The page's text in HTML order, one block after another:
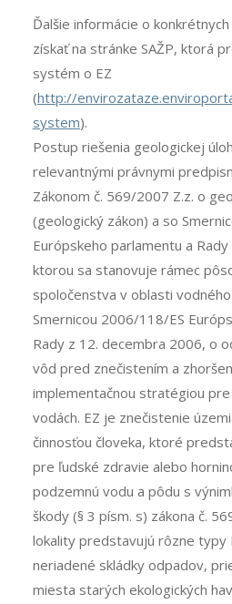
Ďalšie informácie o
získať na stránke SAŽP, ktorá
systém o EZ
(http://
system).
Postup riešenia geologickej
relevantnými právnymi
Zákonom č. 569/2007 Z.z. o
(geologický zákon) a so
Európskeho parlamentu a
ktorou sa stanovuje rámec
spoločenstva v oblasti
Smernicou 2006/118/ES
Rady z 12. decembra 2006, o
vôd pred znečistením a
implementačnou stratégiou
vodách. EZ je znečistenie
činnosťou človeka, ktoré
pre ľudské zdravie alebo
podzemnú vodu a pôdu s
škody (§ 3 písm. s) zákona č.
lokality predstavujú rôzne typy
neriadené skládky odpadov,
miesta starých ekologických